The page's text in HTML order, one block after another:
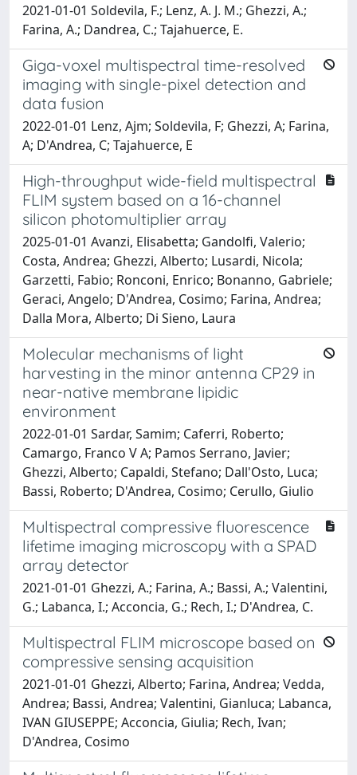
2021-01-01 Soldevila, F.; Lenz, A. J. M.; Ghezzi, A.;
Farina, A.; Dandrea, C.; Tajahuerce, E.
Giga-voxel multispectral time-resolved
imaging with single-pixel detection and
data fusion
2022-01-01 Lenz, Ajm; Soldevila, F; Ghezzi, A; Farina,
A; D'Andrea, C; Tajahuerce, E
High-throughput wide-field multispectral
FLIM system based on a 16-channel
silicon photomultiplier array
2025-01-01 Avanzi, Elisabetta; Gandolfi, Valerio;
Costa, Andrea; Ghezzi, Alberto; Lusardi, Nicola;
Garzetti, Fabio; Ronconi, Enrico; Bonanno, Gabriele;
Geraci, Angelo; D'Andrea, Cosimo; Farina, Andrea;
Dalla Mora, Alberto; Di Sieno, Laura
Molecular mechanisms of light
harvesting in the minor antenna CP29 in
near-native membrane lipidic
environment
2022-01-01 Sardar, Samim; Caferri, Roberto;
Camargo, Franco V A; Pamos Serrano, Javier;
Ghezzi, Alberto; Capaldi, Stefano; Dall'Osto, Luca;
Bassi, Roberto; D'Andrea, Cosimo; Cerullo, Giulio
Multispectral compressive fluorescence
lifetime imaging microscopy with a SPAD
array detector
2021-01-01 Ghezzi, A.; Farina, A.; Bassi, A.; Valentini,
G.; Labanca, I.; Acconcia, G.; Rech, I.; D'Andrea, C.
Multispectral FLIM microscope based on
compressive sensing acquisition
2021-01-01 Ghezzi, Alberto; Farina, Andrea; Vedda,
Andrea; Bassi, Andrea; Valentini, Gianluca; Labanca,
IVAN GIUSEPPE; Acconcia, Giulia; Rech, Ivan;
D'Andrea, Cosimo